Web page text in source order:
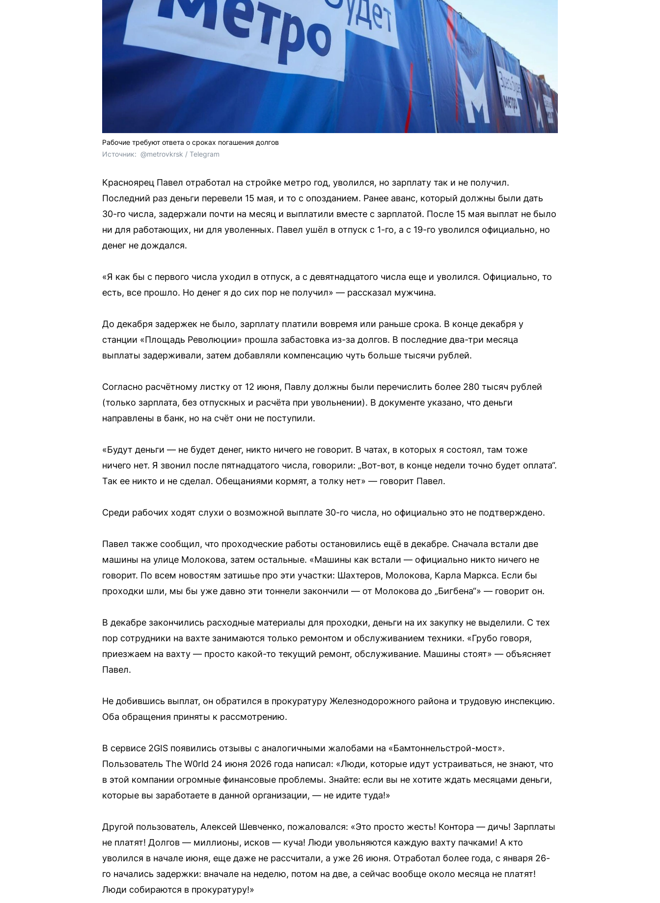
Рабочие требуют ответа о сроках погашения долгов
Источник: @metrovkrsk / Telegram
Красноярец Павел отработал на стройке метро год, уволился, но зарплату так и не получил.
Последний раз деньги перевели 15 мая, и то с опозданием. Ранее аванс, который должны были дать
30-го числа, задержали почти на месяц и выплатили вместе с зарплатой. После 15 мая выплат не было
ни для работающих, ни для уволенных. Павел ушёл в отпуск с 1-го, а с 19-го уволился официально, но
денег не дождался.
«Я как бы с первого числа уходил в отпуск, а с девятнадцатого числа еще и уволился. Официально, то
есть, все прошло. Но денег я до сих пор не получил» — рассказал мужчина.
До декабря задержек не было, зарплату платили вовремя или раньше срока. В конце декабря у
станции «Площадь Революции» прошла забастовка из-за долгов. В последние два-три месяца
выплаты задерживали, затем добавляли компенсацию чуть больше тысячи рублей.
Согласно расчётному листку от 12 июня, Павлу должны были перечислить более 280 тысяч рублей
(только зарплата, без отпускных и расчёта при увольнении). В документе указано, что деньги
направлены в банк, но на счёт они не поступили.
«Будут деньги — не будет денег, никто ничего не говорит. В чатах, в которых я состоял, там тоже
ничего нет. Я звонил после пятнадцатого числа, говорили: „Вот-вот, в конце недели точно будет оплата“.
Так ее никто и не сделал. Обещаниями кормят, а толку нет» — говорит Павел.
Среди рабочих ходят слухи о возможной выплате 30-го числа, но официально это не подтверждено.
Павел также сообщил, что проходческие работы остановились ещё в декабре. Сначала встали две
машины на улице Молокова, затем остальные. «Машины как встали — официально никто ничего не
говорит. По всем новостям затишье про эти участки: Шахтеров, Молокова, Карла Маркса. Если бы
проходки шли, мы бы уже давно эти тоннели закончили — от Молокова до „Бигбена“» — говорит он.
В декабре закончились расходные материалы для проходки, деньги на их закупку не выделили. С тех
пор сотрудники на вахте занимаются только ремонтом и обслуживанием техники. «Грубо говоря,
приезжаем на вахту — просто какой-то текущий ремонт, обслуживание. Машины стоят» — объясняет
Павел.
Не добившись выплат, он обратился в прокуратуру Железнодорожного района и трудовую инспекцию.
Оба обращения приняты к рассмотрению.
В сервисе 2GIS появились отзывы с аналогичными жалобами на «Бамтоннельстрой-мост».
Пользователь The W0rld 24 июня 2026 года написал: «Люди, которые идут устраиваться, не знают, что
в этой компании огромные финансовые проблемы. Знайте: если вы не хотите ждать месяцами деньги,
которые вы заработаете в данной организации, — не идите туда!»
Другой пользователь, Алексей Шевченко, пожаловался: «Это просто жесть! Контора — дичь! Зарплаты
не платят! Долгов — миллионы, исков — куча! Люди увольняются каждую вахту пачками! А кто
уволился в начале июня, еще даже не рассчитали, а уже 26 июня. Отработал более года, с января 26-
го начались задержки: вначале на неделю, потом на две, а сейчас вообще около месяца не платят!
Люди собираются в прокуратуру!»